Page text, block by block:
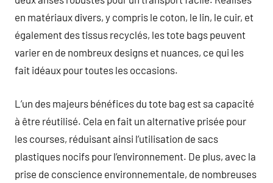
en matériaux divers, y compris le coton, le lin, le cuir, et
également des tissus recyclés, les tote bags peuvent
varier en de nombreux designs et nuances, ce qui les
fait idéaux pour toutes les occasions.
L’un des majeurs bénéfices du tote bag est sa capacité
à être réutilisé. Cela en fait un alternative prisée pour
les courses, réduisant ainsi l’utilisation de sacs
plastiques nocifs pour l’environnement. De plus, avec la
prise de conscience environnementale, de nombreuses